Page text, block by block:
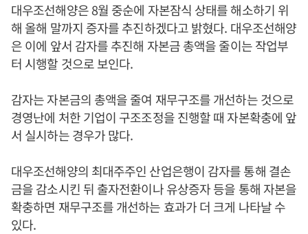
대우조선해양은 8월 중순에 자본잠식 상태를 해소하기 위
해 올해 말까지 증자를 추진하겠다고 밝혔다. 대우조선해양
은 이에 앞서 감자를 추진해 자본금 총액을 줄이는 작업부
터 시행할 것으로 보인다.
감자는 자본금의 총액을 줄여 재무구조를 개선하는 것으로
경영난에 처한 기업이 구조조정을 진행할 때 자본확충에 앞
서 실시하는 경우가 많다.
대우조선해양의 최대주주인 산업은행이 감자를 통해 결손
금을 감소시킨 뒤 출자전환이나 유상증자 등을 통해 자본을
확충하면 재무구조를 개선하는 효과가 더 크게 나타날 수
있다.